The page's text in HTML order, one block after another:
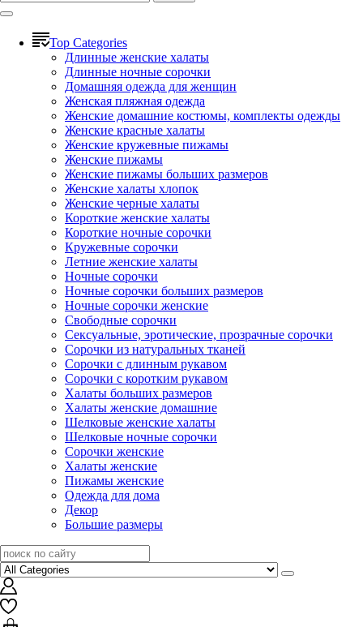
Top Categories
Длинные женские халаты
Длинные ночные сорочки
Домашняя одежда для женщин
Женская пляжная одежда
Женские домашние костюмы, комплекты одежды
Женские красные халаты
Женские кружевные пижамы
Женские пижамы
Женские пижамы больших размеров
Женские халаты хлопок
Женские черные халаты
Короткие женские халаты
Короткие ночные сорочки
Кружевные сорочки
Летние женские халаты
Ночные сорочки
Ночные сорочки больших размеров
Ночные сорочки женские
Свободные сорочки
Сексуальные, эротические, прозрачные сорочки
Сорочки из натуральных тканей
Сорочки с длинным рукавом
Сорочки с коротким рукавом
Халаты больших размеров
Халаты женские домашние
Шелковые женские халаты
Шелковые ночные сорочки
Сорочки женские
Халаты женские
Пижамы женские
Одежда для дома
Декор
Большие размеры